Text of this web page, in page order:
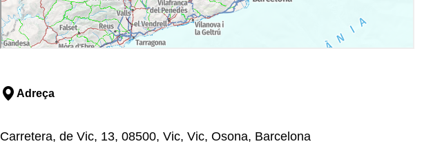
Adreça
Carretera, de Vic, 13, 08500, Vic, Vic, Osona, Barcelona